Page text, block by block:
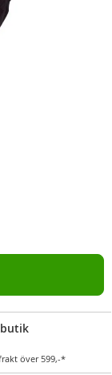
över 599,-*